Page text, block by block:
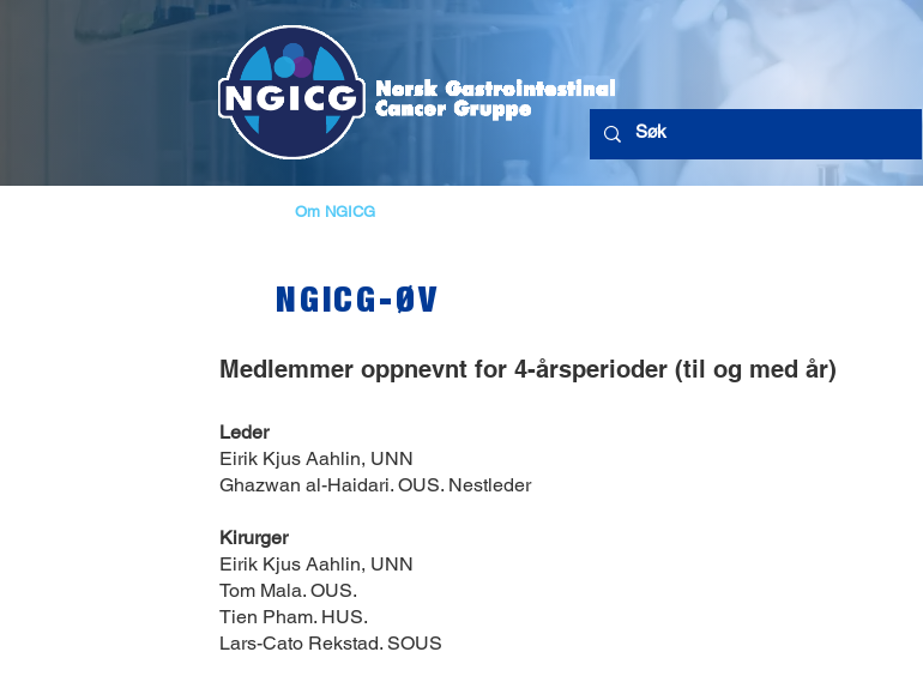
Om NGICG
Medlemmer oppnevnt for 4-årsperioder (til og med år)
Leder
Eirik Kjus Aahlin, UNN
Ghazwan al-Haidari. OUS. Nestleder
Kirurger
Eirik Kjus Aahlin, UNN
Tom Mala. OUS.
Tien Pham. HUS.
Lars-Cato Rekstad. SOUS
NGICG-ØV